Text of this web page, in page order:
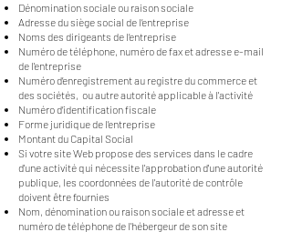
Dénomination sociale ou raison sociale
Adresse du siège social de l’entreprise
Noms des dirigeants de l’entreprise
Numéro de téléphone, numéro de fax et adresse e-mail
de l'entreprise
Numéro d’enregistrement au registre du commerce et
des sociétés, ou autre autorité applicable à l'activité
Numéro d’identification fiscale
Forme juridique de l’entreprise
Montant du Capital Social
Si votre site Web propose des services dans le cadre
d'une activité qui nécessite l'approbation d'une autorité
publique, les coordonnées de l'autorité de contrôle
doivent être fournies
Nom, dénomination ou raison sociale et adresse et
numéro de téléphone de l'hébergeur de son site